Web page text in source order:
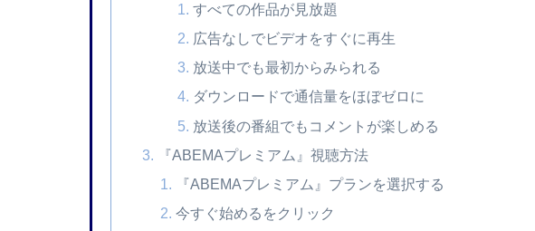
すべての作品が見放題
広告なしでビデオをすぐに再生
放送中でも最初からみられる
ダウンロードで通信量をほぼゼロに
放送後の番組でもコメントが楽しめる
『ABEMAプレミアム』視聴方法
『ABEMAプレミアム』プランを選択する
今すぐ始めるをクリック